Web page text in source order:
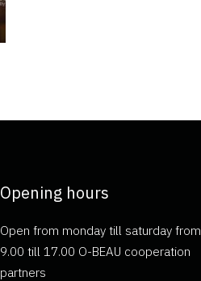
Opening hours
Open from monday till saturday from
9.00 till 17.00 O-BEAU cooperation
partners